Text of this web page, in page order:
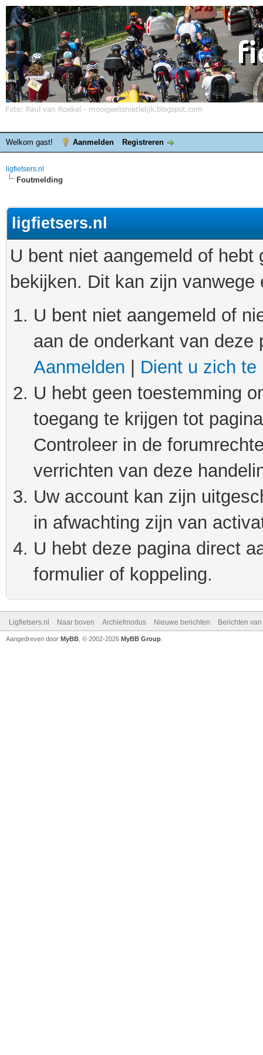
Welkom gast! Aanmelden Registreren
ligfietsers.nl
Foutmelding
ligfietsers.nl
U bent niet aangemeld of
bekijken. Dit kan zijn
U bent niet aangemeld of
aan de onderkant van
Aanmelden
Dient u zich te
U hebt geen toestemming
toegang te krijgen tot
Controleer in de
verrichten van deze
Uw account kan zijn
in afwachting zijn van
U hebt deze pagina direct
formulier of koppeling.
Ligfietsers.nl Naar boven Archiefmodus Nieuwe berichten Berichten
Aangedreven door MyBB , © 2002-2026 MyBB Group